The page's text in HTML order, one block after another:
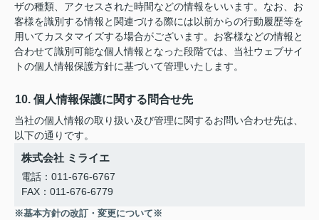
ザの種類、アクセスされた時間などの情報をいいます。なお、お
客様を識別する情報と関連づける際には以前からの行動履歴等を
用いてカスタマイズする場合がございます。お客様などの情報と
合わせて識別可能な個人情報となった段階では、当社ウェブサイ
トの個人情報保護方針に基づいて管理いたします。
10. 個人情報保護に関する問合せ先
当社の個人情報の取り扱い及び管理に関するお問い合わせ先は、
以下の通りです。
株式会社 ミライエ
電話：011-676-6767
FAX：011-676-6779
※基本方針の改訂・変更について※